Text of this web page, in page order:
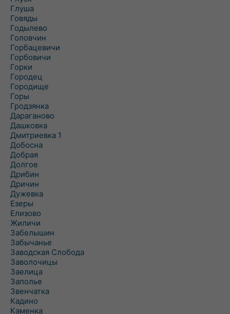
Глуша
Говяды
Годылево
Головчин
Горбацевичи
Горбовичи
Горки
Городец
Городище
Горы
Гродзянка
Дараганово
Дашковка
Дмитриевка 1
Добосна
Добрая
Долгое
Дрибин
Дричин
Дужевка
Езеры
Елизово
Жиличи
Забелышин
Забычанье
Заводская Слобода
Заволочицы
Заелица
Заполье
Звенчатка
Кадино
Каменка